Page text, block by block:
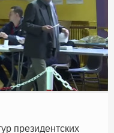
президентских